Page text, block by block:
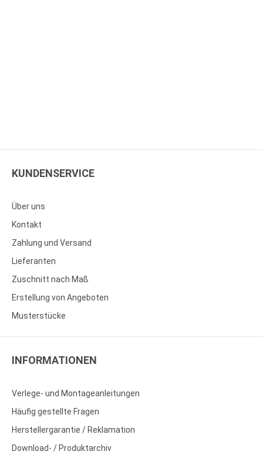
KUNDENSERVICE
Über uns
Kontakt
Zahlung und Versand
Lieferanten
Zuschnitt nach Maß
Erstellung von Angeboten
Musterstücke
INFORMATIONEN
Verlege- und Montageanleitungen
Häufig gestellte Fragen
Herstellergarantie / Reklamation
Download- / Produktarchiv